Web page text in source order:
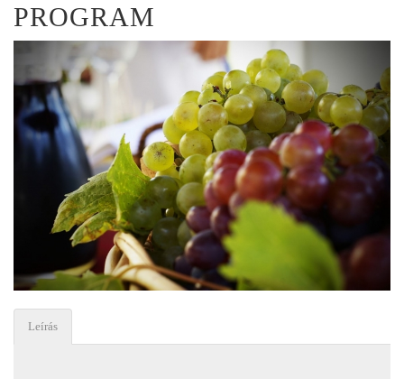
PROGRAM
Leírás